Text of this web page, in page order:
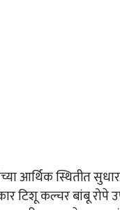
आर्थिक स्थितीत
टिशू कल्चर बांबू